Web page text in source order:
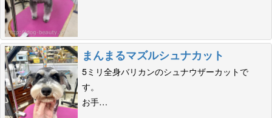
まんまるマズルシュナカット
5ミリ全身バリカンのシュナウザーカットで
す。
お手…